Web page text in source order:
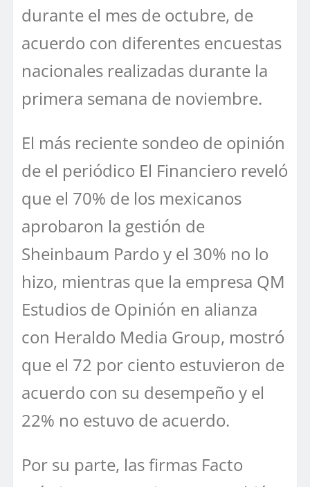
durante el mes de octubre, de
acuerdo con diferentes encuestas
nacionales realizadas durante la
primera semana de noviembre.
El más reciente sondeo de opinión
de el periódico El Financiero reveló
que el 70% de los mexicanos
aprobaron la gestión de
Sheinbaum Pardo y el 30% no lo
hizo, mientras que la empresa QM
Estudios de Opinión en alianza
con Heraldo Media Group, mostró
que el 72 por ciento estuvieron de
acuerdo con su desempeño y el
22% no estuvo de acuerdo.
Por su parte, las firmas Facto